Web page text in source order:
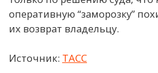
оперативную “заморозку”
их возврат владельцу.
Источник: ТАСС